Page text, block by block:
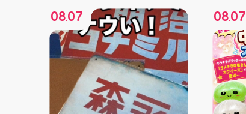
08.07 08.07